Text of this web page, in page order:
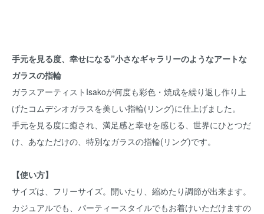
手元を見る度、幸せになる”小さなギャラリーのようなアートな
ガラスの指輪
ガラスアーティストIsakoが何度も彩色・焼成を繰り返し作り上
げたコムデシオガラスを美しい指輪(リング)に仕上げました。
手元を見る度に癒され、満足感と幸せを感じる、世界にひとつだ
け、あなただけの、特別なガラスの指輪(リング)です。
【使い方】
サイズは、フリーサイズ。開いたり、縮めたり調節が出来ます。
カジュアルでも、パーティースタイルでもお着けいただけますの